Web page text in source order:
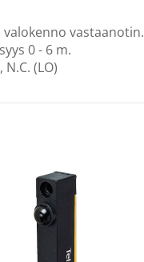
valokenno vastaanotin.
0 - 6 m.
(LO)